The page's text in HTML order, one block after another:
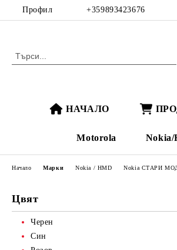
Профил +359893423676
НАЧАЛО
Motorola Nokia/
Цвят
Черен
Син
Начало Марки Nokia / HMD Nokia СТАРИ